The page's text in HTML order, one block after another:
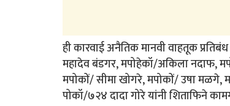
ही कारवाई अनैतिक मानवी वाहतूक
महादेव बंडगर, मपोहेकॉ/अकिला नदाफ,
मपोकों/ सीमा खोगरे, मपोकों/ उषा
पोकॉ/७२४ दादा गोरे यांनी शिताफिने